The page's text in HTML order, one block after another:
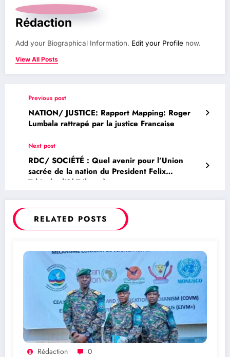
Rédaction
Add your Biographical Information. Edit your Profile now.
View All Posts
Previous post
NATION/ JUSTICE: Rapport Mapping: Roger
Lumbala rattrapé par la justice Francaise
Next post
RDC/ SOCIÉTÉ : Quel avenir pour l’Union
sacrée de la nation du President Felix
Tshisekedi?( Tribune)
RELATED POSTS
Rédaction 0